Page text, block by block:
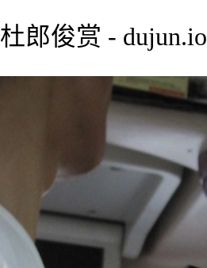
杜郎俊赏 - dujun.io